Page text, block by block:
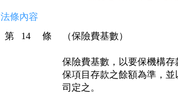
法條內容
第 14 條
（保險費基數）
保險費基數，以要保機構
保項目存款之餘額為準，
司定之。